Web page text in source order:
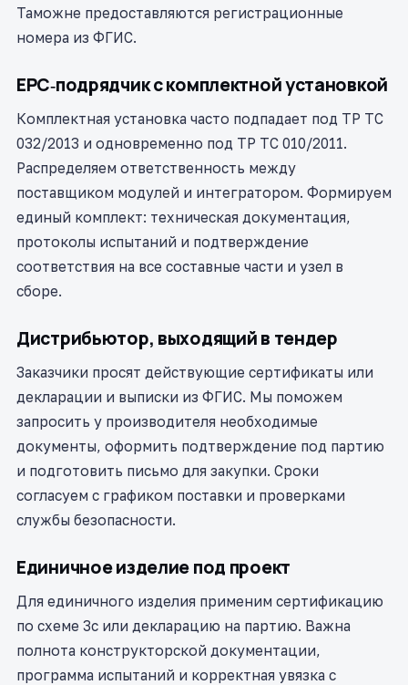
Таможне предоставляются регистрационные
номера из ФГИС.
EPC‑подрядчик с комплектной установкой
Комплектная установка часто подпадает под ТР ТС
032/2013 и одновременно под ТР ТС 010/2011.
Распределяем ответственность между
поставщиком модулей и интегратором. Формируем
единый комплект: техническая документация,
протоколы испытаний и подтверждение
соответствия на все составные части и узел в
сборе.
Дистрибьютор, выходящий в тендер
Заказчики просят действующие сертификаты или
декларации и выписки из ФГИС. Мы поможем
запросить у производителя необходимые
документы, оформить подтверждение под партию
и подготовить письмо для закупки. Сроки
согласуем с графиком поставки и проверками
службы безопасности.
Единичное изделие под проект
Для единичного изделия применим сертификацию
по схеме 3с или декларацию на партию. Важна
полнота конструкторской документации,
программа испытаний и корректная увязка с